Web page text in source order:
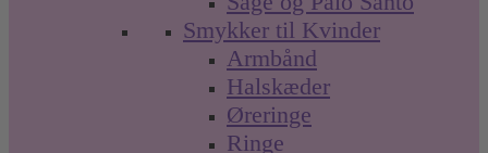
Smykker til Kvinder
Armbånd
Halskæder
Øreringe
Ringe